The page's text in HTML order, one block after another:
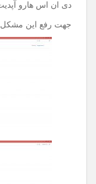
not be found !!!
بعد کلی با هاست و
بدون هیچ نتیجه ای
راه حل این مشکل
بوجود میاد که
دی ان اس هارو